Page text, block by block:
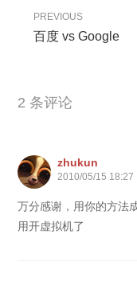
PREVIOUS
百度 vs Google
2 条评论
zhukun
2010/05/15 18:27
万分感谢，用你的方法
用开虚拟机了